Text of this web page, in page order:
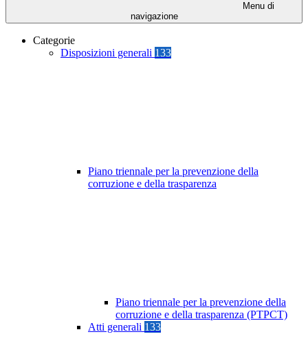
Menu di
navigazione
Categorie
Disposizioni generali 133
Piano triennale per la prevenzione della
corruzione e della trasparenza
Piano triennale per la prevenzione della
corruzione e della trasparenza (PTPCT)
Atti generali 133